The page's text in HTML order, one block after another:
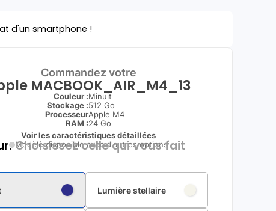
d'un smartphone !
Commandez votre
MACBOOK_AIR_M4_13
Couleur :Minuit
Stockage :512 Go
ProcesseurApple M4
RAM :24 Go
Voir les caractéristiques détaillées
Modèle disponible avec d'autres options
Choisissez celle qui vous fait
Lumière stellaire